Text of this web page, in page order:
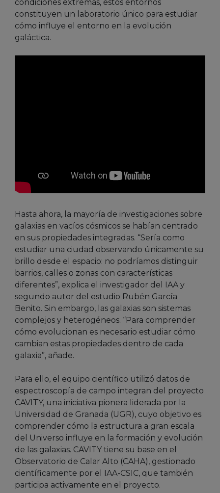
condiciones extremas, estos entornos
constituyen un laboratorio único para estudiar
cómo influye el entorno en la evolución
galáctica.
Hasta ahora, la mayoría de investigaciones sobre
galaxias en vacíos cósmicos se habían centrado
en sus propiedades integradas. “Sería como
estudiar una ciudad observando únicamente su
brillo desde el espacio: no podríamos distinguir
barrios, calles o zonas con características
diferentes”, explica el investigador del IAA y
segundo autor del estudio Rubén García
Benito. Sin embargo, las galaxias son sistemas
complejos y heterogéneos. “Para comprender
cómo evolucionan es necesario estudiar cómo
cambian estas propiedades dentro de cada
galaxia”, añade.
Para ello, el equipo científico utilizó datos de
espectroscopía de campo integran del proyecto
CAVITY, una iniciativa pionera liderada por la
Universidad de Granada (UGR), cuyo objetivo es
comprender cómo la estructura a gran escala
del Universo influye en la formación y evolución
de las galaxias. CAVITY tiene su base en el
Observatorio de Calar Alto (CAHA), gestionado
científicamente por el IAA-CSIC, que también
participa activamente en el proyecto.